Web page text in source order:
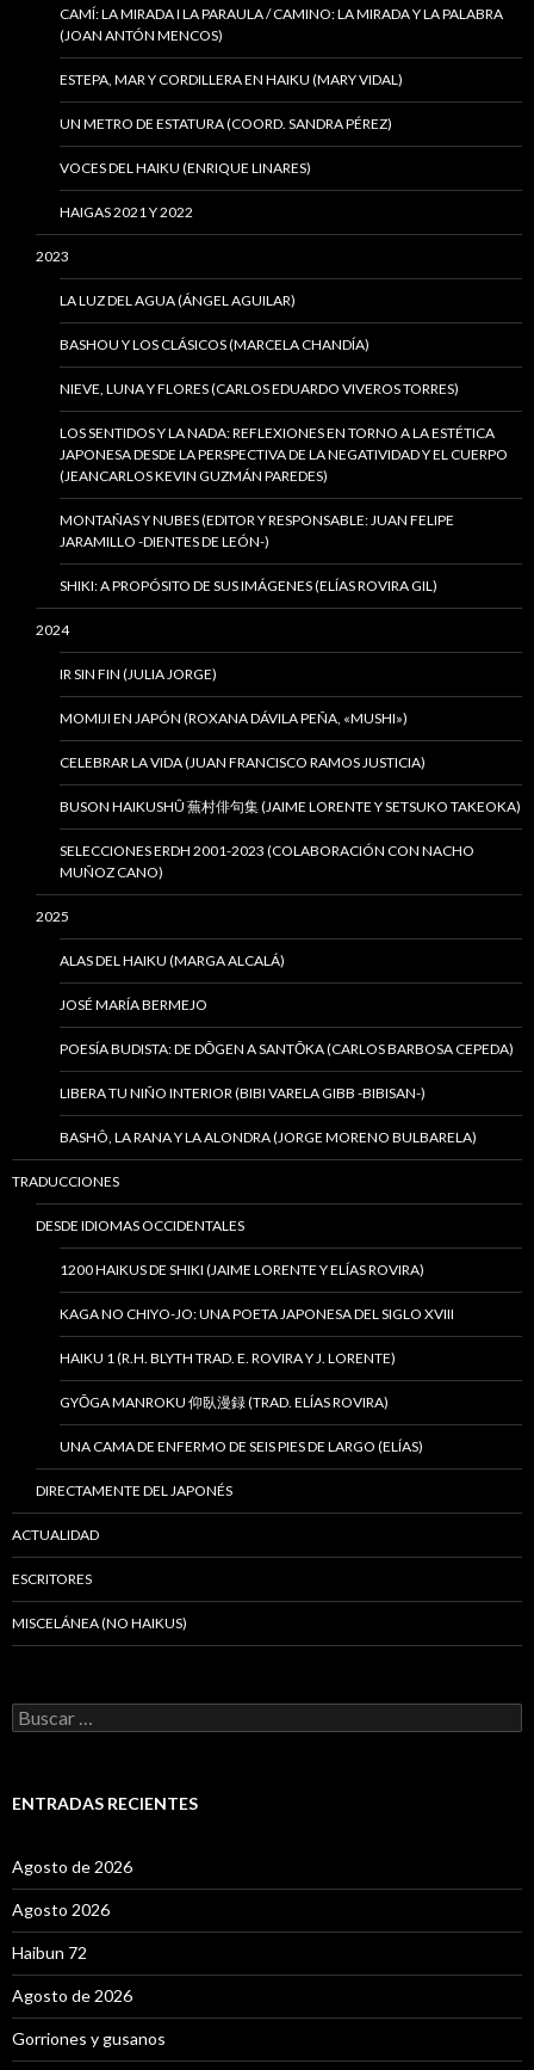
CAMÍ: LA MIRADA I LA PARAULA / CAMINO: LA MIRADA Y LA PALABRA
(JOAN ANTÓN MENCOS)
ESTEPA, MAR Y CORDILLERA EN HAIKU (MARY VIDAL)
UN METRO DE ESTATURA (COORD. SANDRA PÉREZ)
VOCES DEL HAIKU (ENRIQUE LINARES)
HAIGAS 2021 Y 2022
2023
LA LUZ DEL AGUA (ÁNGEL AGUILAR)
BASHOU Y LOS CLÁSICOS (MARCELA CHANDÍA)
NIEVE, LUNA Y FLORES (CARLOS EDUARDO VIVEROS TORRES)
LOS SENTIDOS Y LA NADA: REFLEXIONES EN TORNO A LA ESTÉTICA
JAPONESA DESDE LA PERSPECTIVA DE LA NEGATIVIDAD Y EL CUERPO
(JEANCARLOS KEVIN GUZMÁN PAREDES)
MONTAÑAS Y NUBES (EDITOR Y RESPONSABLE: JUAN FELIPE
JARAMILLO -DIENTES DE LEÓN-)
SHIKI: A PROPÓSITO DE SUS IMÁGENES (ELÍAS ROVIRA GIL)
2024
IR SIN FIN (JULIA JORGE)
MOMIJI EN JAPÓN (ROXANA DÁVILA PEÑA, «MUSHI»)
CELEBRAR LA VIDA (JUAN FRANCISCO RAMOS JUSTICIA)
BUSON HAIKUSHÛ 蕪村俳句集 (JAIME LORENTE Y SETSUKO TAKEOKA)
SELECCIONES ERDH 2001-2023 (COLABORACIÓN CON NACHO
MUÑOZ CANO)
2025
ALAS DEL HAIKU (MARGA ALCALÁ)
JOSÉ MARÍA BERMEJO
POESÍA BUDISTA: DE DŌGEN A SANTŌKA (CARLOS BARBOSA CEPEDA)
LIBERA TU NIÑO INTERIOR (BIBI VARELA GIBB -BIBISAN-)
BASHÔ, LA RANA Y LA ALONDRA (JORGE MORENO BULBARELA)
TRADUCCIONES
DESDE IDIOMAS OCCIDENTALES
1200 HAIKUS DE SHIKI (JAIME LORENTE Y ELÍAS ROVIRA)
KAGA NO CHIYO-JO: UNA POETA JAPONESA DEL SIGLO XVIII
HAIKU 1 (R.H. BLYTH TRAD. E. ROVIRA Y J. LORENTE)
GYŌGA MANROKU 仰臥漫録 (TRAD. ELÍAS ROVIRA)
UNA CAMA DE ENFERMO DE SEIS PIES DE LARGO (ELÍAS)
DIRECTAMENTE DEL JAPONÉS
ACTUALIDAD
ESCRITORES
MISCELÁNEA (NO HAIKUS)
B
u
a
ENTRADAS RECIENTES
Agosto de 2026
Agosto 2026
Haibun 72
Agosto de 2026
Gorriones y gusanos